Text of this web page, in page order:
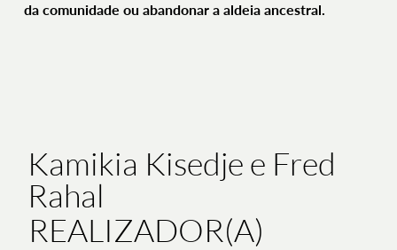
da comunidade ou abandonar a aldeia ancestral.
Kamikia Kisedje e Fred
Rahal
REALIZADOR(A)